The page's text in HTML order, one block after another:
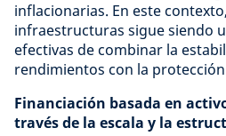
inflacionarias. En este
infraestructuras sigue siendo
efectivas de combinar la
rendimientos con la protección
Financiación basada en
través de la escala y la